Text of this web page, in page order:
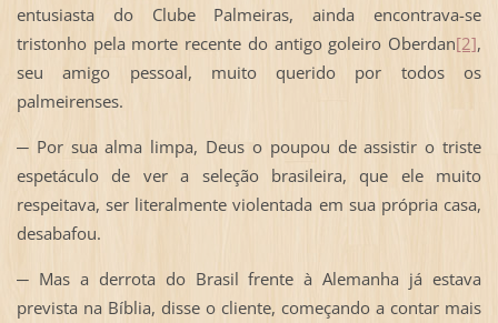
entusiasta do Clube Palmeiras, ainda encontrava-se
tristonho pela morte recente do antigo goleiro Oberdan[2],
seu amigo pessoal, muito querido por todos os
palmeirenses.
─ Por sua alma limpa, Deus o poupou de assistir o triste
espetáculo de ver a seleção brasileira, que ele muito
respeitava, ser literalmente violentada em sua própria casa,
desabafou.
─ Mas a derrota do Brasil frente à Alemanha já estava
prevista na Bíblia, disse o cliente, começando a contar mais